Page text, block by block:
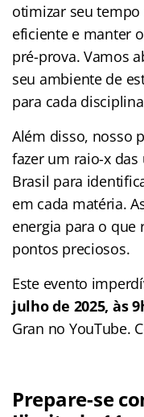
otimizar seu
eficiente e manter
pré-prova. Vamos
seu ambiente de
para cada
Além disso, nosso
fazer um raio-x
Brasil para
em cada matéria.
energia para o que
pontos preciosos.
Este evento
julho de 2025, às
Gran no YouTube.
Prepare-se